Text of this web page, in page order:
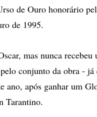
de Ouro honorário
de 1995.
mas nunca
conjunto da obra -
ano, após ganhar um
Tarantino.